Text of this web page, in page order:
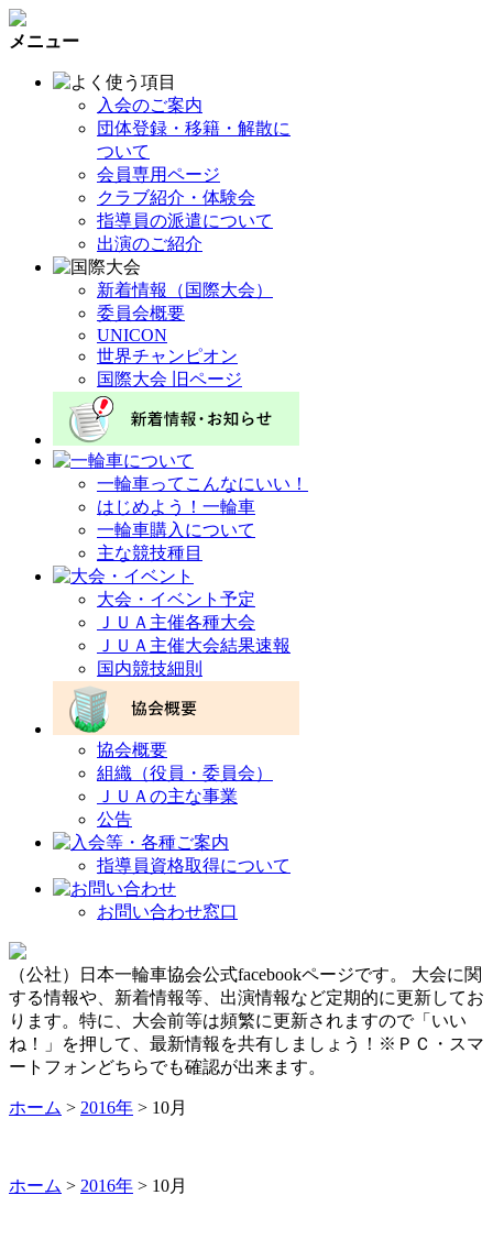
メニュー
入会のご案内
団体登録・移籍・解散に
ついて
会員専用ページ
クラブ紹介・体験会
指導員の派遣について
出演のご紹介
新着情報（国際大会）
委員会概要
UNICON
世界チャンピオン
国際大会 旧ページ
一輪車ってこんなにいい！
はじめよう！一輪車
一輪車購入について
主な競技種目
大会・イベント予定
ＪＵＡ主催各種大会
ＪＵＡ主催大会結果速報
国内競技細則
協会概要
組織（役員・委員会）
ＪＵＡの主な事業
公告
指導員資格取得について
お問い合わせ窓口
（公社）日本一輪車協会公式facebookページです。 大会に関
する情報や、新着情報等、出演情報など定期的に更新してお
ります。特に、大会前等は頻繁に更新されますので「いい
ね！」を押して、最新情報を共有しましょう！※ＰＣ・スマ
ートフォンどちらでも確認が出来ます。
ホーム > 2016年 > 10月
ホーム > 2016年 > 10月